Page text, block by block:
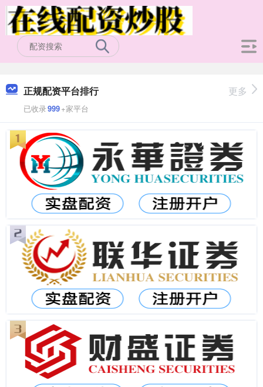
正规配资平台排行
已收录999+家平台
更多